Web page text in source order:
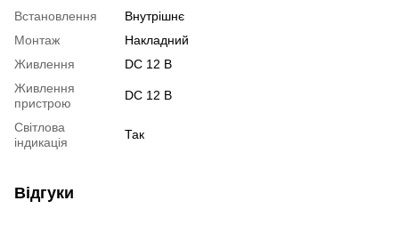
Встановлення
Внутрішнє
Монтаж
Накладний
Живлення
DC 12 В
Живлення
пристрою
DC 12 В
Світлова
індикація
Так
Відгуки